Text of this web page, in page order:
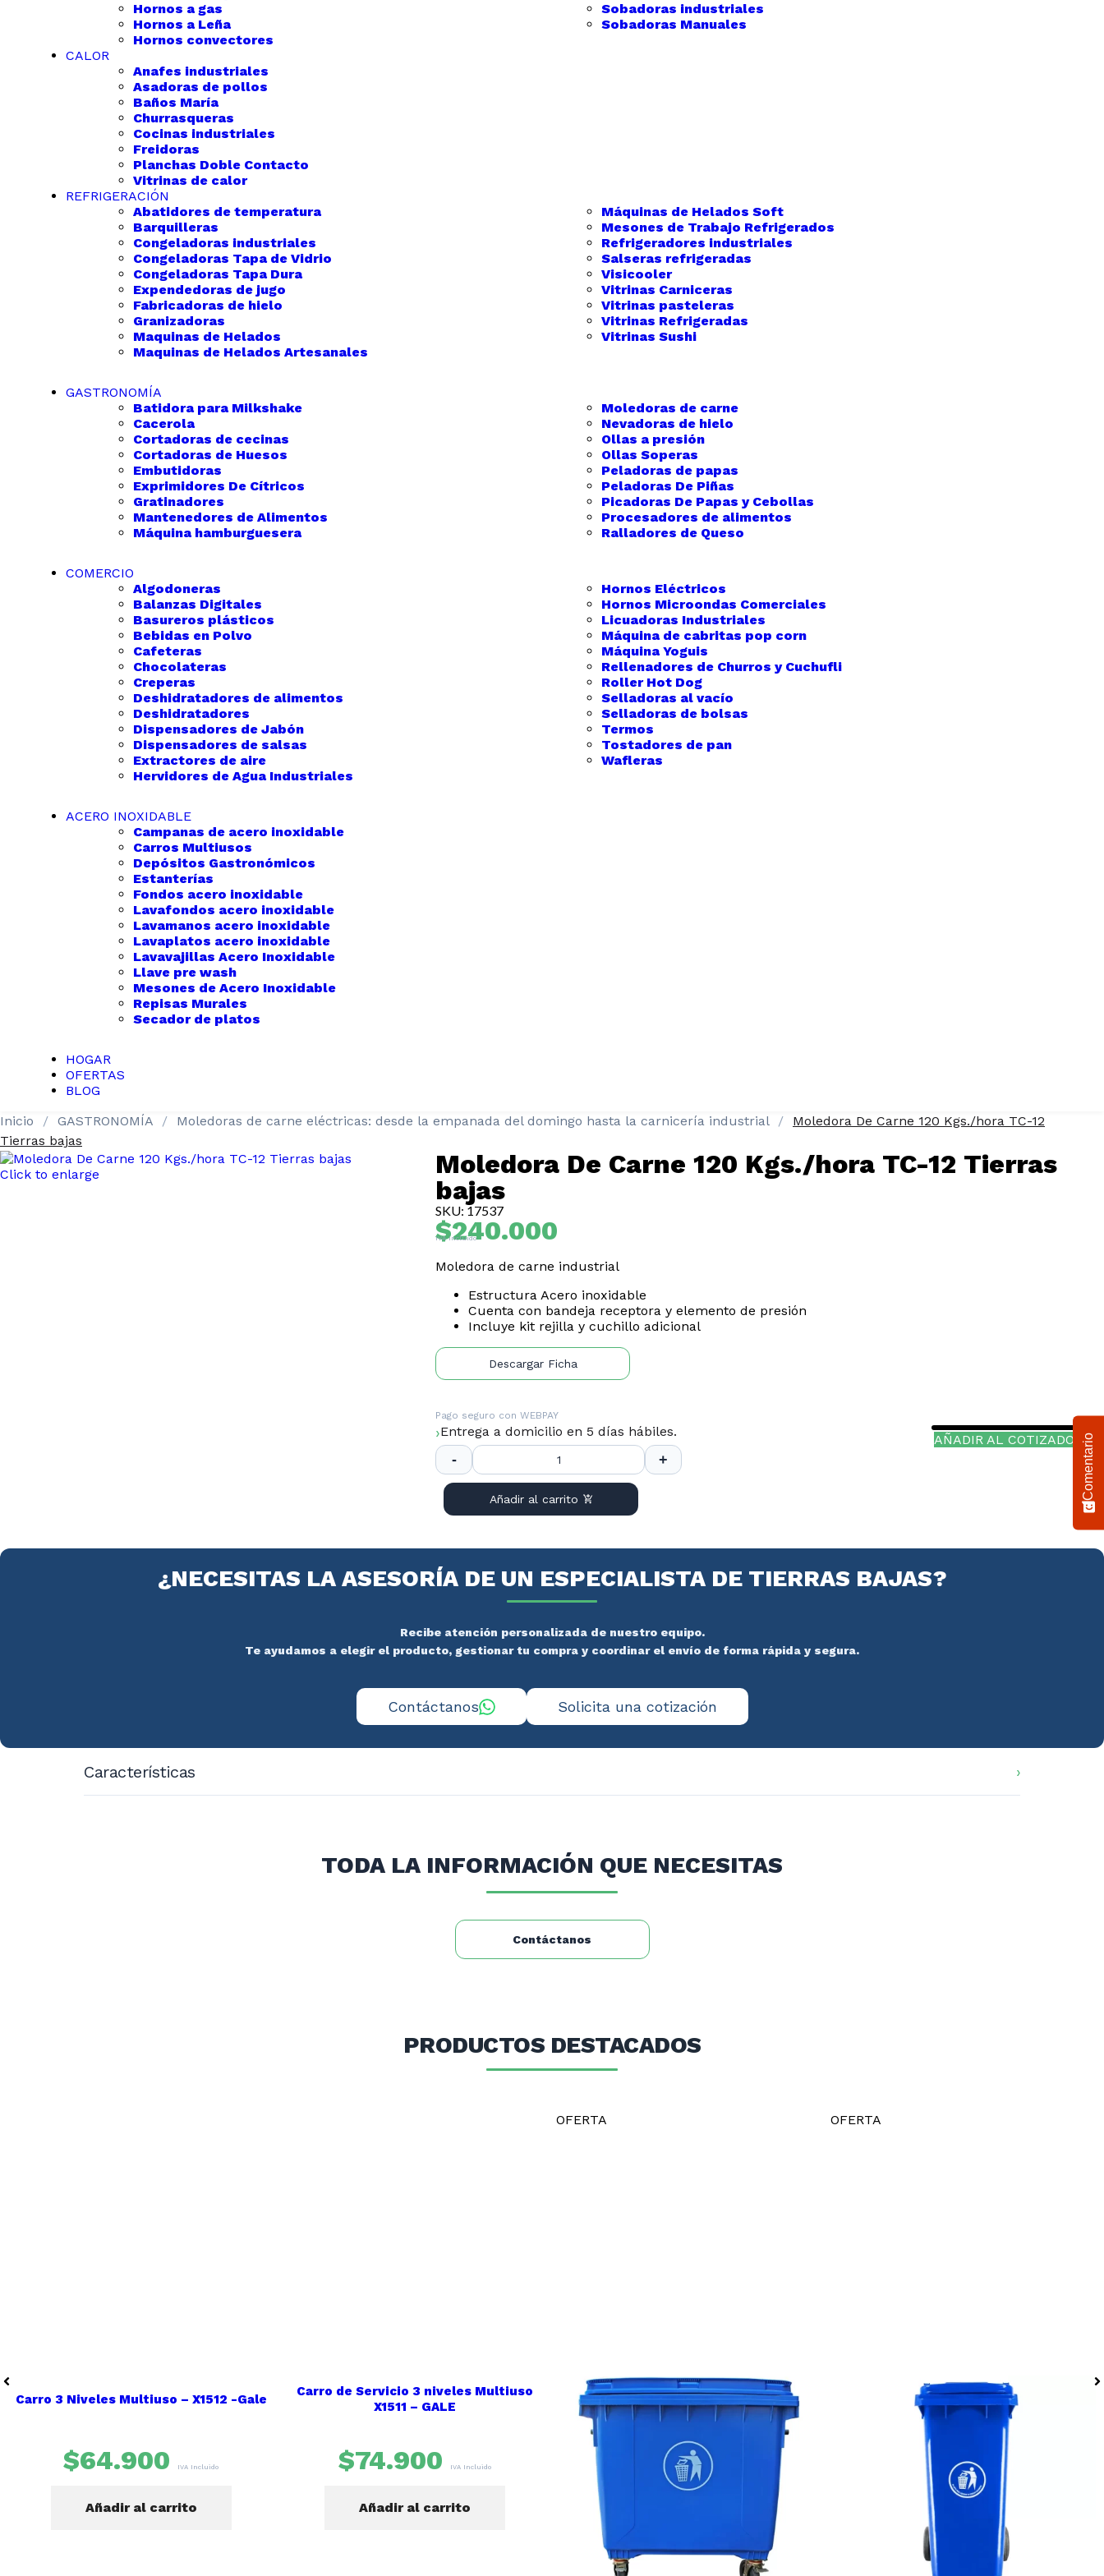
Hornos a gas
Hornos a Leña
Hornos convectores
Sobadoras industriales
Sobadoras Manuales
CALOR
Anafes industriales
Asadoras de pollos
Baños María
Churrasqueras
Cocinas industriales
Freidoras
Planchas Doble Contacto
Vitrinas de calor
REFRIGERACIÓN
Abatidores de temperatura
Barquilleras
Congeladoras industriales
Congeladoras Tapa de Vidrio
Congeladoras Tapa Dura
Expendedoras de jugo
Fabricadoras de hielo
Granizadoras
Maquinas de Helados
Maquinas de Helados Artesanales
Máquinas de Helados Soft
Mesones de Trabajo Refrigerados
Refrigeradores industriales
Salseras refrigeradas
Visicooler
Vitrinas Carniceras
Vitrinas pasteleras
Vitrinas Refrigeradas
Vitrinas Sushi
GASTRONOMÍA
Batidora para Milkshake
Cacerola
Cortadoras de cecinas
Cortadoras de Huesos
Embutidoras
Exprimidores De Cítricos
Gratinadores
Mantenedores de Alimentos
Máquina hamburguesera
Moledoras de carne
Nevadoras de hielo
Ollas a presión
Ollas Soperas
Peladoras de papas
Peladoras De Piñas
Picadoras De Papas y Cebollas
Procesadores de alimentos
Ralladores de Queso
COMERCIO
Algodoneras
Balanzas Digitales
Basureros plásticos
Bebidas en Polvo
Cafeteras
Chocolateras
Creperas
Deshidratadores de alimentos
Deshidratadores
Dispensadores de Jabón
Dispensadores de salsas
Extractores de aire
Hervidores de Agua Industriales
Hornos Eléctricos
Hornos Microondas Comerciales
Licuadoras Industriales
Máquina de cabritas pop corn
Máquina Yoguis
Rellenadores de Churros y Cuchufli
Roller Hot Dog
Selladoras al vacío
Selladoras de bolsas
Termos
Tostadores de pan
Wafleras
ACERO INOXIDABLE
Campanas de acero inoxidable
Carros Multiusos
Depósitos Gastronómicos
Estanterías
Fondos acero inoxidable
Lavafondos acero inoxidable
Lavamanos acero inoxidable
Lavaplatos acero inoxidable
Lavavajillas Acero Inoxidable
Llave pre wash
Mesones de Acero Inoxidable
Repisas Murales
Secador de platos
HOGAR
OFERTAS
BLOG
Inicio
GASTRONOMÍA Moledoras de carne eléctricas: desde la empanada del domingo hasta la carnicería industrial
Moledora De Carne 120 Kgs./hora TC-12
Tierras bajas
Click to enlarge
Moledora De Carne 120 Kgs./hora TC-12 Tierras
bajas
SKU: 17537
$240.000
IVA Incluido
Moledora de carne industrial
Estructura Acero inoxidable
Cuenta con bandeja receptora y elemento de presión
Incluye kit rejilla y cuchillo adicional
Descargar Ficha
Pago seguro conWEBPAY
Entrega a domicilio en 5 días hábiles.
AÑADIR AL COTIZADOR.
Añadir al carrito
¿NECESITAS LA ASESORÍA DE UN ESPECIALISTA DE TIERRAS BAJAS?
Recibe atención personalizada de nuestro equipo.
Te ayudamos a elegir el producto, gestionar tu compra y coordinar el envío de forma rápida y segura.
Contáctanos Solicita una cotización
Características
TODA LA INFORMACIÓN QUE NECESITAS
Contáctanos
PRODUCTOS DESTACADOS
Carro 3 Niveles Multiuso – X1512 -Gale
$64.900 IVA Incluido
Añadir al carrito
Carro de Servicio 3 niveles Multiuso
X1511 – GALE
$74.900 IVA Incluido
Añadir al carrito
OFERTA
Basurero Contenedor basura 1100
Litros con ruedas.
269.990 IVA Incluido
Añadir al carrito
OFERTA
Basurero 120 litros azul Tierras Bajas
$21.900
Añadir al carrito
Comentario